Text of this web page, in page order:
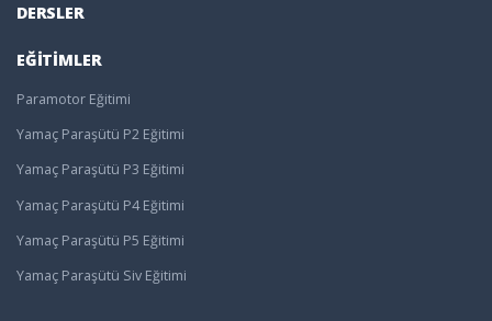
DERSLER
EĞITIMLER
Paramotor Eğitimi
Yamaç Paraşütü P2 Eğitimi
Yamaç Paraşütü P3 Eğitimi
Yamaç Paraşütü P4 Eğitimi
Yamaç Paraşütü P5 Eğitimi
Yamaç Paraşütü Siv Eğitimi